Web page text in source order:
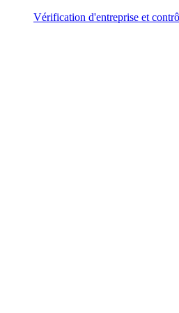
Vérification d'entreprise et